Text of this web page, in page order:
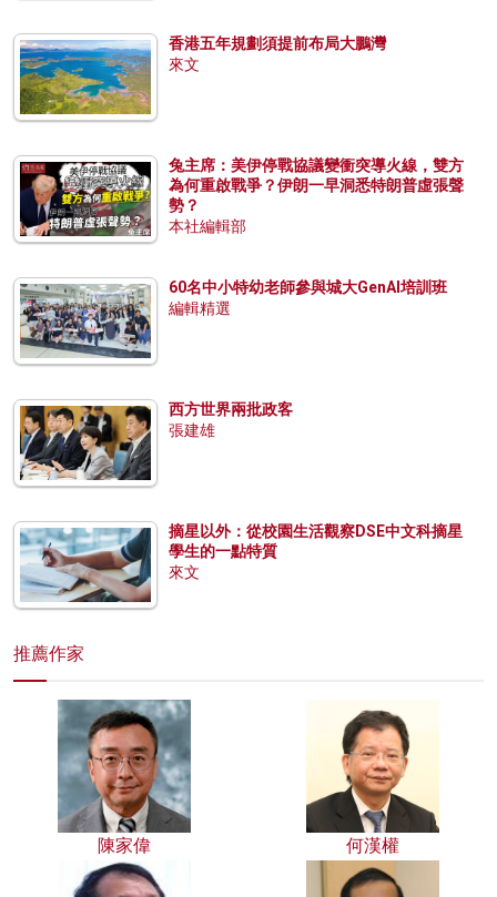
香港五年規劃須提前布局大鵬灣
來文
兔主席：美伊停戰協議變衝突導火線，雙方
為何重啟戰爭？伊朗一早洞悉特朗普虛張聲
勢？
本社編輯部
60名中小特幼老師參與城大GenAI培訓班
編輯精選
西方世界兩批政客
張建雄
摘星以外：從校園生活觀察DSE中文科摘星
學生的一點特質
來文
推薦作家
陳家偉 何漢權